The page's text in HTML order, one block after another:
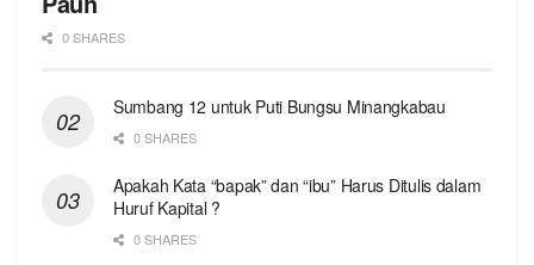
0 SHARES
Sumbang 12 untuk Puti Bungsu Minangkabau
0 SHARES
Apakah Kata “bapak” dan “ibu” Harus Ditulis dalam
Huruf Kapital ?
0 SHARES